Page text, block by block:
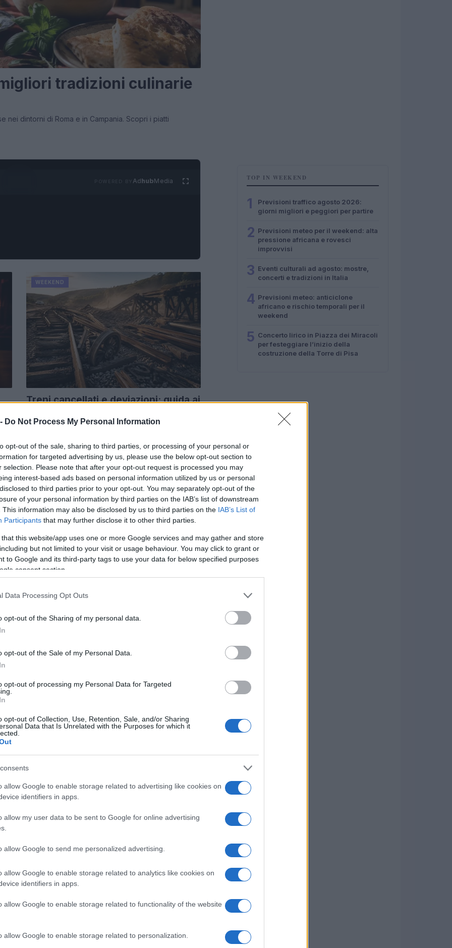
Do Not Process My Personal Information
opt-out of the sale, sharing to third parties, or processing of your personal or
for targeted advertising by us, please use the below opt-out section to
selection. Please note that after your opt-out request is processed you may
interest-based ads based on personal information utilized by us or personal
to third parties prior to your opt-out. You may separately opt-out of the
of your personal information by third parties on the IAB’s list of downstream
This information may also be disclosed by us to third parties on the IAB’s List of
Participants that may further disclose it to other third parties.
that this website/app uses one or more Google services and may gather and store
but not limited to your visit or usage behaviour. You may click to grant or
to Google and its third-party tags to use your data for below specified purposes
consent section.
Data Processing Opt Outs
opt-out of the Sharing of my personal data.
opt-out of the Sale of my Personal Data.
opt-out of processing my Personal Data for Targeted
opt-out of Collection, Use, Retention, Sale, and/or Sharing
Data that Is Unrelated with the Purposes for which it
allow Google to enable storage related to advertising like cookies on
identifiers in apps.
allow my user data to be sent to Google for online advertising
allow Google to send me personalized advertising.
allow Google to enable storage related to analytics like cookies on
identifiers in apps.
allow Google to enable storage related to functionality of the website
allow Google to enable storage related to personalization.
tradizioni culinarie
nei dintorni di Roma e in Campania. Scopri i piatti
AdhubMedia
WEEKEND
Treni cancellati e deviazioni: guida ai
I cantieri ferroviari a Milano e Firenze causano
tuoi viaggi con i treni cancellati…
Alessandro Tassinari · 28 Lug 2026
WEEKEND
Viaggi low cost in primavera 2027: le
primavera 2027 con voli low cost easyJet. Da
Alessandro Tassinari · 27 Lug 2026
WEEKEND
TOP IN WEEKEND
1
Previsioni traffico agosto 2026:
giorni migliori e peggiori per partire
2 Previsioni meteo per il weekend: alta
pressione africana e rovesci
improvvisi
3 Eventi culturali ad agosto: mostre,
concerti e tradizioni in Italia
4 Previsioni meteo: anticiclone
africano e rischio temporali per il
weekend
5 Concerto lirico in Piazza dei Miracoli
per festeggiare l’inizio della
costruzione della Torre di Pisa